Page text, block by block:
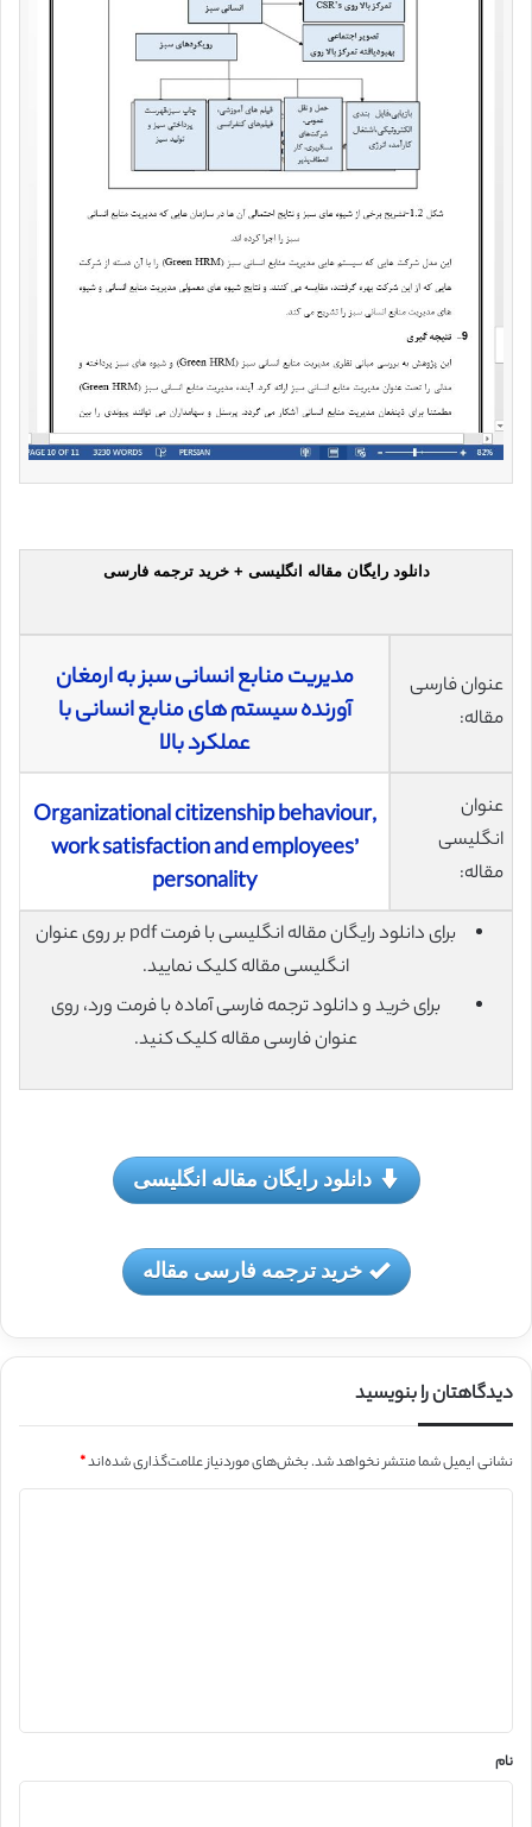
دانلود رایگان مقاله انگلیسی + خرید ترجمه فارسی
عنوان فارسی
مقاله:
مدیریت منابع انسانی سبز به ارمغان
آورنده سیستم های منابع انسانی با
عملکرد بالا
عنوان
انگلیسی
مقاله:
Organizational citizenship behaviour,
work satisfaction and employees’
personality
برای دانلود رایگان مقاله انگلیسی با فرمت pdf بر روی عنوان
انگلیسی مقاله کلیک نمایید.
برای خرید و دانلود ترجمه فارسی آماده با فرمت ورد، روی
عنوان فارسی مقاله کلیک کنید.
دانلود رایگان مقاله انگلیسی
خرید ترجمه فارسی مقاله
دیدگاهتان را بنویسید
نشانی ایمیل شما منتشر نخواهد شد.بخش‌های موردنیاز علامت‌گذاری شده‌اند*
نام